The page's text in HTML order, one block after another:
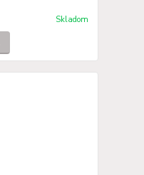
Skladom